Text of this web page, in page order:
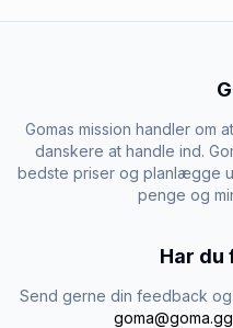
Gomas mission handler om
danskere at handle ind.
bedste priser og planlægge
penge og
Har du
Send gerne din feedback
goma@goma.gg